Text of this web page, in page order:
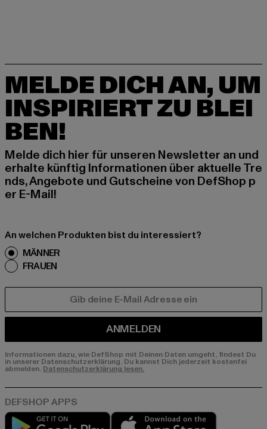
MELDE DICH AN, UM
INSPIRIERT ZU BLEI
BEN!
Melde dich hier für unseren Newsletter an und
erhalte künftig Informationen über aktuelle Tre
nds, Angebote und Gutscheine von DefShop p
er E-Mail!
An welchen Produkten bist du interessiert?
MÄNNER
FRAUEN
ANMELDEN
Informationen dazu, wie DefShop mit Deinen Daten umgeht, findest Du
in unserer Datenschutzerklärung. Du kannst Dich jederzeit kostenfei
abmelden. Datenschutzerklärung lesen.
Play market